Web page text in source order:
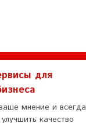
для
мнение и всегда
качество